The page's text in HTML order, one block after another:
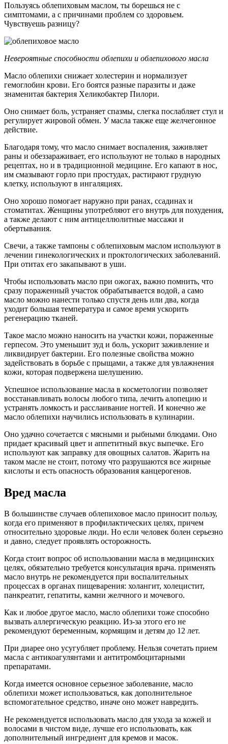
Пользуясь облепиховым маслом, ты борешься не с
симптомами, а с причинами проблем со здоровьем.
Чувствуешь разницу?
Невероятные способности облепихи и облепихового масла
Масло облепихи снижает холестерин и нормализует
гемоглобин крови. Его боятся разные паразиты и даже
знаменитая бактерия Хеликобактер Пилори.
Оно снимает боль, устраняет спазмы, слегка послабляет стул и
регулирует жировой обмен. У масла также еще желчегонное
действие.
Благодаря тому, что масло снимает воспаления, заживляет
раны и обеззараживает, его используют не только в народных
рецептах, но и в традиционной медицине. Его капают в нос,
им смазывают горло при простудах, растирают грудную
клетку, используют в ингаляциях.
Оно хорошо помогает наружно при ранах, ссадинах и
стоматитах. Женщины употребляют его внутрь для похудения,
а также делают с ним антицеллюлитные массажи и
обертывания.
Свечи, а также тампоны с облепиховым маслом используют в
лечении гинекологических и проктологических заболеваний.
При отитах его закапывают в уши.
Чтобы использовать масло при ожогах, важно помнить, что
сразу пораженный участок обрабатывается водой, а само
масло можно нанести только спустя день или два, когда
уходит большая температура и самое время ускорить
регенерацию тканей.
Такое масло можно наносить на участки кожи, пораженные
герпесом. Это уменьшит зуд и боль, ускорит заживление и
ликвидирует бактерии. Его полезные свойства можно
задействовать в борьбе с прыщами, а также для увлажнения
кожи, которая подвержена шелушению.
Успешное использование масла в косметологии позволяет
восстанавливать волосы любого типа, лечить алопецию и
устранять ломкость и расслаивание ногтей. И конечно же
масло облепихи научились использовать в кулинарии.
Оно удачно сочетается с мясными и рыбными блюдами. Оно
придает красивый цвет и аппетитный вкус выпечке. Его
используют как заправку для овощных салатов. Жарить на
таком масле не стоит, потому что разрушаются все жирные
кислоты и есть опасность образования канцерогенов.
Вред масла
В большинстве случаев облепиховое масло приносит пользу,
когда его применяют в профилактических целях, причем
относительно здоровые люди. Но если человек болен серьезно
и давно, следует проявлять осторожность.
Когда стоит вопрос об использовании масла в медицинских
целях, обязательно требуется консультация врача. применять
масло внутрь не рекомендуется при воспалительных
процессах в органах пищеварения: холангит, холецистит,
панкреатит, гепатиты, камни желчного и мочевого.
Как и любое другое масло, масло облепихи тоже способно
вызвать аллергическую реакцию. Из-за этого его не
рекомендуют беременным, кормящим и детям до 12 лет.
При диарее оно усугубляет проблему. Нельзя сочетать прием
масла с антикоагулянтами и антитромбоцитарными
препаратами.
Когда имеется основное серьезное заболевание, масло
облепихи может использоваться, как дополнительное
вспомогательное средство, иначе оно может навредить.
Не рекомендуется использовать масло для ухода за кожей и
волосами в чистом виде, лучше его использовать, как
дополнительный ингредиент для кремов и масок.